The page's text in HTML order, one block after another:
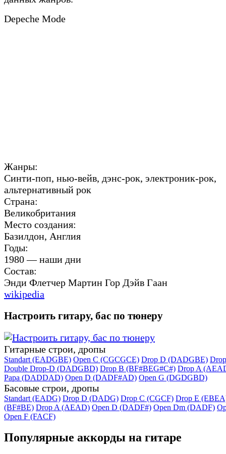
Depeche Mode
Жанры:
Синти-поп, нью-вейв, дэнс-рок, электроник-рок,
альтернативный рок
Страна:
Великобритания
Место создания:
Базилдон, Англия
Годы:
1980 — наши дни
Состав:
Энди Флетчер Мартин Гор Дэйв Гаан
wikipedia
Настроить гитару, бас по тюнеру
Гитарные строи, дропы
Standart (EADGBE) Open C (CGCGCE) Drop D (DADGBE)
Double Drop-D (DADGBD) Drop B (BF#BEG#C#) Drop A
Papa (DADDAD) Open D (DADF#AD) Open G (DGDGBD)
Басовые строи, дропы
Standart (EADG) Drop D (DADG) Drop C (CGCF) Drop E
(BF#BE) Drop A (AEAD) Open D (DADF#) Open Dm (DADF)
Open F (FACF)
Популярные аккорды на гитаре